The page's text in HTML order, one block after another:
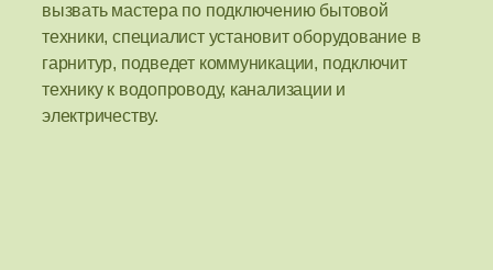
вызвать мастера по подключению бытовой
техники, специалист установит оборудование в
гарнитур, подведет коммуникации, подключит
технику к водопроводу, канализации и
электричеству.